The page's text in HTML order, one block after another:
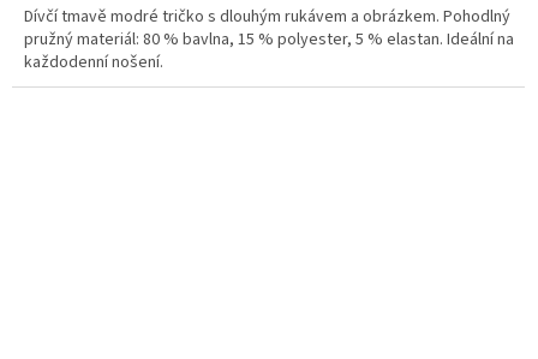
Dívčí tmavě modré tričko s dlouhým rukávem a obrázkem. Pohodlný
pružný materiál: 80 % bavlna, 15 % polyester, 5 % elastan. Ideální na
každodenní nošení.